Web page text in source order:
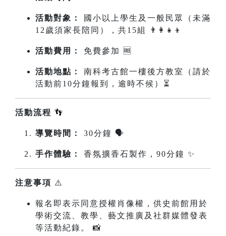
活動對象：
國小以上學生及一般民眾（未滿
12歲須家長陪同），共15組 👨‍👩‍👧‍👦
活動費用： 免費參加 🆓
活動地點：
南科考古館一樓後方教室（請於
活動前10分鐘報到，逾時不候）⏳
活動流程 👣
導覽時間： 30分鐘 🗣️
手作體驗： 香氛擴香石製作，90分鐘 ✨
注意事項 ⚠️
報名即表示同意授權肖像權，供史前館用於
學術交流、教學、藝文推廣及社群媒體發表
等活動紀錄。 📸